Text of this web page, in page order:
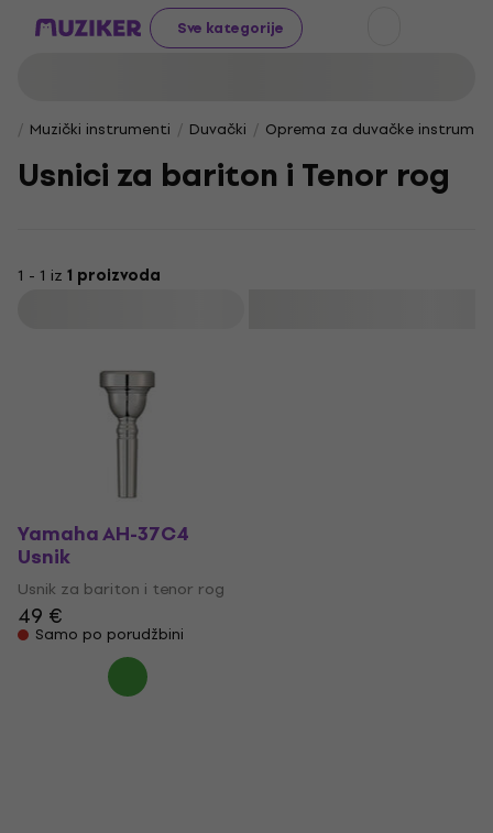
Sve kategorije
Muzički instrumenti Duvački Oprema za duvačke
Usnici za bariton i Tenor rog
1 - 1 iz 1 proizvoda
Yamaha AH-37C4
Usnik
Usnik za bariton i tenor rog
49 €
Samo po porudžbini